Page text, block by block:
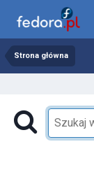
Strona główna